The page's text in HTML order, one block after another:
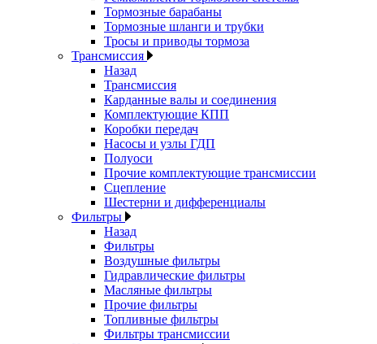
Тормозные барабаны
Тормозные шланги и трубки
Тросы и приводы тормоза
Трансмиссия
Назад
Трансмиссия
Карданные валы и соединения
Комплектующие КПП
Коробки передач
Насосы и узлы ГДП
Полуоси
Прочие комплектующие трансмиссии
Сцепление
Шестерни и дифференциалы
Фильтры
Назад
Фильтры
Воздушные фильтры
Гидравлические фильтры
Масляные фильтры
Прочие фильтры
Топливные фильтры
Фильтры трансмиссии